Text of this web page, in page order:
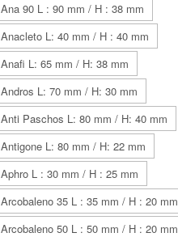
Ana 90 L : 90 mm / H : 38 mm
Anacleto L: 40 mm / H : 40 mm
Anafi L: 65 mm / H: 38 mm
Andros L: 70 mm / H: 30 mm
Anti Paschos L: 80 mm / H: 40 mm
Antigone L: 80 mm / H: 22 mm
Aphro L : 30 mm / H : 25 mm
Arcobaleno 35 L : 35 mm / H : 20 mm
Arcobaleno 50 L : 50 mm / H : 20 mm